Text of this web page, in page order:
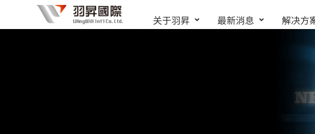
至
关于羽昇 最新消息 解决方